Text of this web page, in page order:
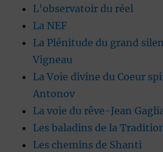
L'observatoir du réel
La NEF
La Plénitude du grand
Vigneau
La Voie divine du Coeur
Antonov
La voie du rêve-Jean
Les baladins de la
Les chemins de Shanti